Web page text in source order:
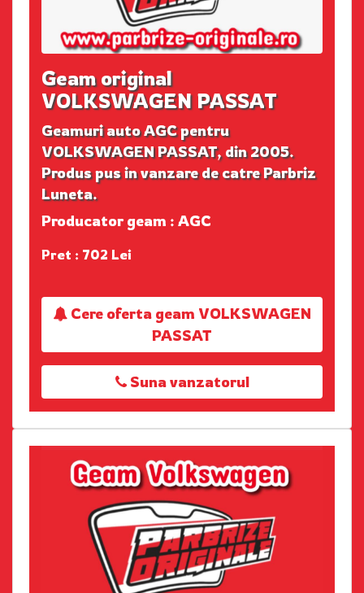
Geam original
VOLKSWAGEN PASSAT
Geamuri auto AGC pentru
VOLKSWAGEN PASSAT, din 2005.
Produs pus in vanzare de catre Parbriz
Luneta.
Producator geam : AGC
Pret : 702 Lei
Cere oferta geam VOLKSWAGEN
PASSAT
Suna vanzatorul